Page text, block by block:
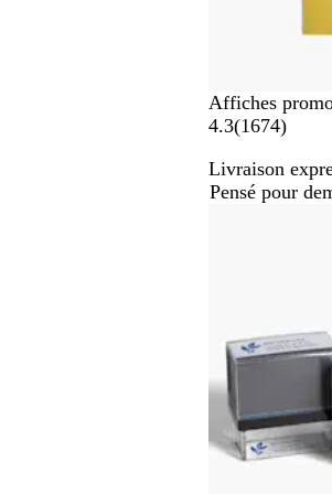
Affiches
4.3(1674a
i
s
)
Livraison
Pensé pour